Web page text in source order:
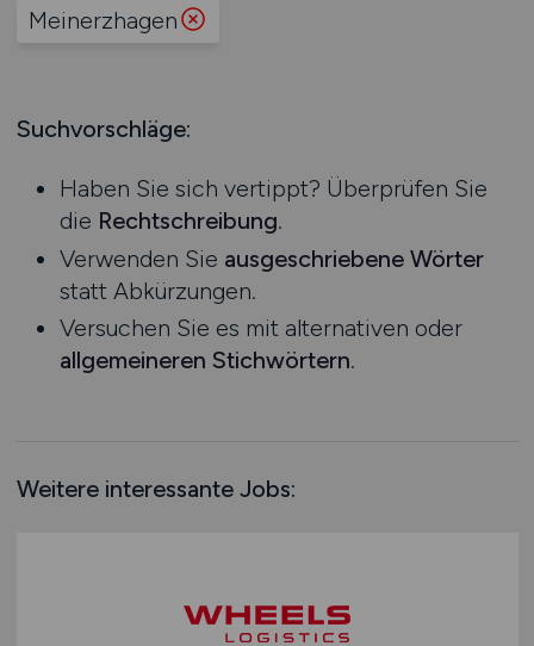
Prozessplanung / Steuerung
Supply Chain Management
Vertrieb / Verkauf / Handel
Zoll / Behörden
Sonstige
Praktikum
Hessen
Nordrhein-Westfalen
Saarland
Sachsen
Sachsen-Anhalt
Schleswig-Holstein
Thüringen
Deutschlandweit
Europa
Meinerzhagen
Suchvorschläge:
Haben Sie sich vertippt? Überprüfen Sie
die Rechtschreibung.
Verwenden Sie ausgeschriebene Wörter
statt Abkürzungen.
Versuchen Sie es mit alternativen oder
allgemeineren Stichwörtern.
Weitere interessante Jobs: